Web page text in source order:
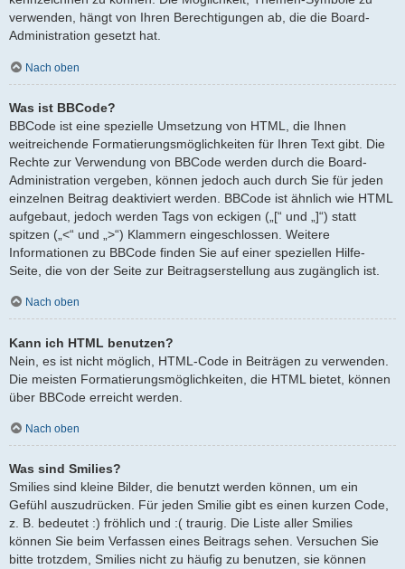
verwenden, hängt von Ihren Berechtigungen ab, die die Board-
Administration gesetzt hat.
Nach oben
Was ist BBCode?
BBCode ist eine spezielle Umsetzung von HTML, die Ihnen
weitreichende Formatierungsmöglichkeiten für Ihren Text gibt. Die
Rechte zur Verwendung von BBCode werden durch die Board-
Administration vergeben, können jedoch auch durch Sie für jeden
einzelnen Beitrag deaktiviert werden. BBCode ist ähnlich wie HTML
aufgebaut, jedoch werden Tags von eckigen („[“ und „]“) statt
spitzen („<“ und „>“) Klammern eingeschlossen. Weitere
Informationen zu BBCode finden Sie auf einer speziellen Hilfe-
Seite, die von der Seite zur Beitragserstellung aus zugänglich ist.
Nach oben
Kann ich HTML benutzen?
Nein, es ist nicht möglich, HTML-Code in Beiträgen zu verwenden.
Die meisten Formatierungsmöglichkeiten, die HTML bietet, können
über BBCode erreicht werden.
Nach oben
Was sind Smilies?
Smilies sind kleine Bilder, die benutzt werden können, um ein
Gefühl auszudrücken. Für jeden Smilie gibt es einen kurzen Code,
z. B. bedeutet :) fröhlich und :( traurig. Die Liste aller Smilies
können Sie beim Verfassen eines Beitrags sehen. Versuchen Sie
bitte trotzdem, Smilies nicht zu häufig zu benutzen, sie können